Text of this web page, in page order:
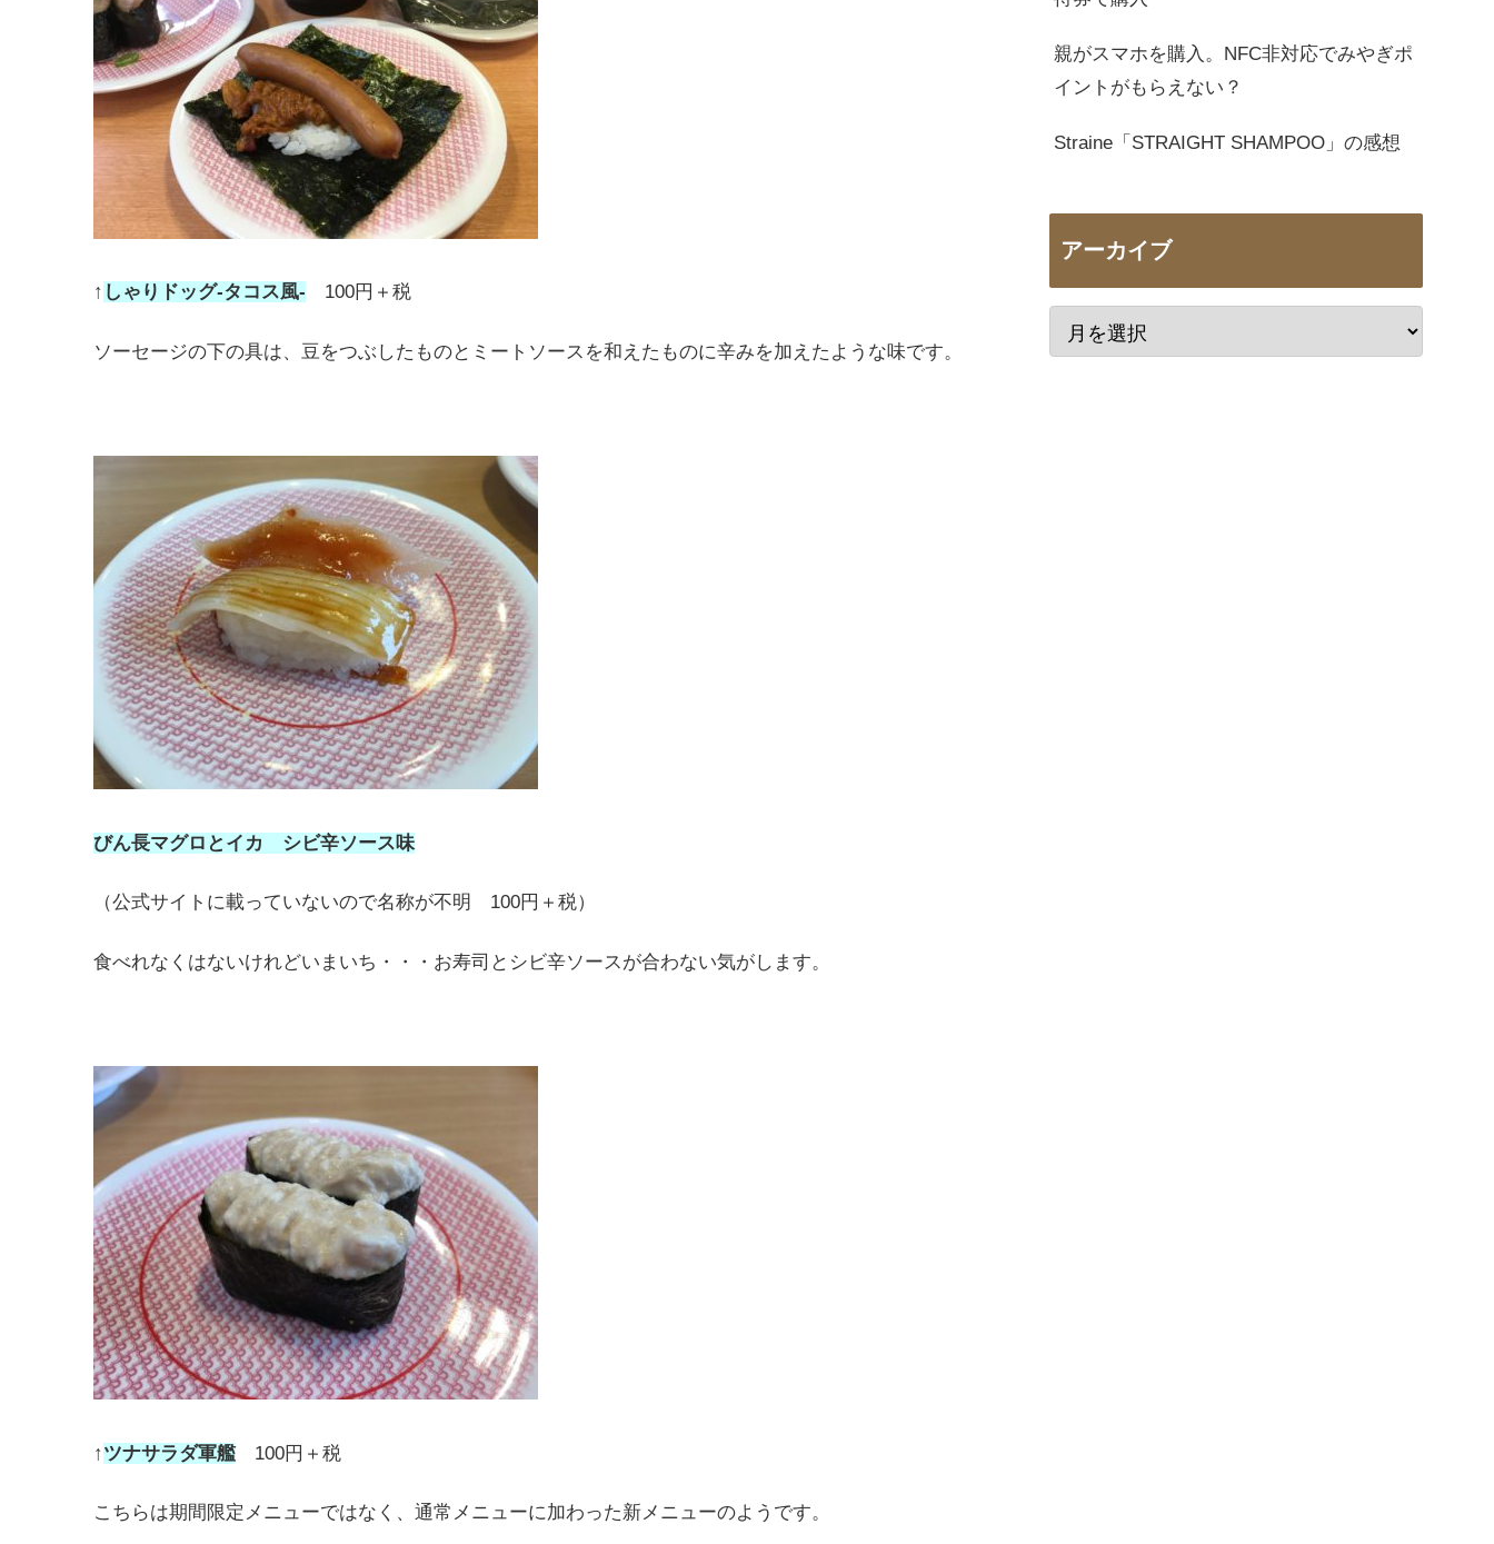
↑ しゃりドッグ-タコス風- 100円＋税
ソーセージの下の具は、豆をつぶしたものとミートソースを和えたものに辛みを加えたような味です。
びん長マグロとイカ シビ辛ソース味
（公式サイトに載っていないので名称が不明 100円＋税）
食べれなくはないけれどいまいち・・・お寿司とシビ辛ソースが合わない気がします。
↑ツナサラダ軍艦100円＋税
こちらは期間限定メニューではなく、通常メニューに加わった新メニューのようです。
親がスマホを購入。NFC非対応でみやぎポ
イントがもらえない？
Straine「STRAIGHT SHAMPOO」の感想
アーカイブ